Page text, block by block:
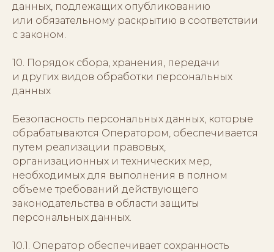
данных, подлежащих опубликованию
или обязательному раскрытию в соответствии
с законом.
10. Порядок сбора, хранения, передачи
и других видов обработки персональных
данных
Безопасность персональных данных, которые
обрабатываются Оператором, обеспечивается
путем реализации правовых,
организационных и технических мер,
необходимых для выполнения в полном
объеме требований действующего
законодательства в области защиты
персональных данных.
10.1. Оператор обеспечивает сохранность